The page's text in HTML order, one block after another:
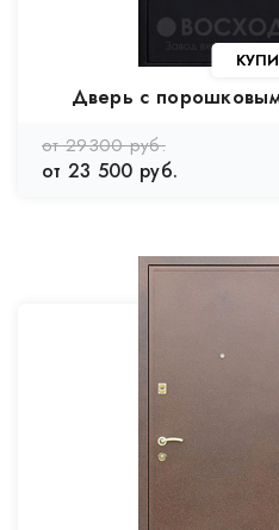
Дверь с
от 29300 руб.
от 23 500 руб.